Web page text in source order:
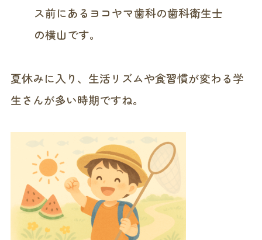
ス前にあるヨコヤマ歯科の歯科衛生士
の横山です。
夏休みに入り、生活リズムや食習慣が変わる学
生さんが多い時期ですね。